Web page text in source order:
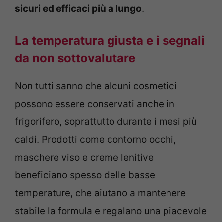
sicuri ed efficaci più a lungo.
La temperatura giusta e i segnali
da non sottovalutare
Non tutti sanno che alcuni cosmetici
possono essere conservati anche in
frigorifero, soprattutto durante i mesi più
caldi. Prodotti come contorno occhi,
maschere viso e creme lenitive
beneficiano spesso delle basse
temperature, che aiutano a mantenere
stabile la formula e regalano una piacevole